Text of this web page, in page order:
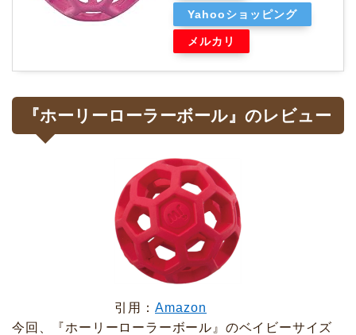
Yahooショッピング
メルカリ
『ホーリーローラーボール』のレビュー
引用： Amazon
今回、『ホーリーローラーボール』のベイビーサイズ